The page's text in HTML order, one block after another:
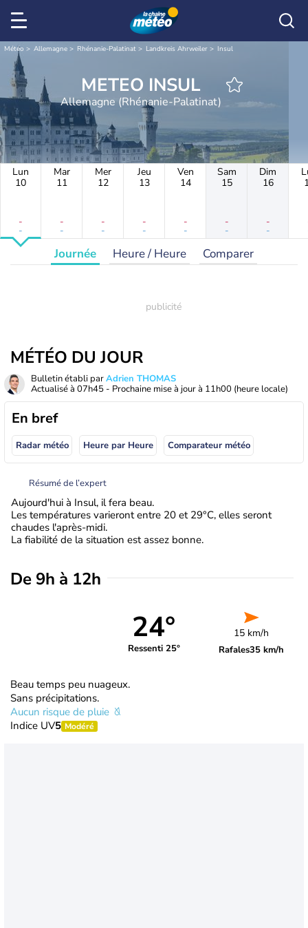
Météo Allemagne Rhénanie-Palatinat Landkreis Ahrweiler Insul
METEO INSUL
Allemagne (Rhénanie-Palatinat)
Lun
10
-
-
Mar
11
-
-
Mer
12
-
-
Jeu
13
-
-
Ven
14
-
-
Sam
15
-
-
Dim
16
-
-
Journée Heure / Heure Comparer
MÉTÉO DU JOUR
Bulletin établi parAdrien THOMAS
Actualisé à 07h45 - Prochaine mise à jour à 11h00 (heure locale)
En bref
Radar météo Heure par Heure Comparateur météo
Résumé de l’expert
Aujourd'hui à Insul, il fera beau.
Les températures varieront entre 20 et 29°C, elles seront
chaudes l'après-midi.
La fiabilité de la situation est assez bonne.
De 9h à 12h
24°
Ressenti 25°
15 km/h
Rafales35 km/h
Beau temps peu nuageux.
Sans précipitations.
Aucun risque de pluie
Indice UV5 Modéré